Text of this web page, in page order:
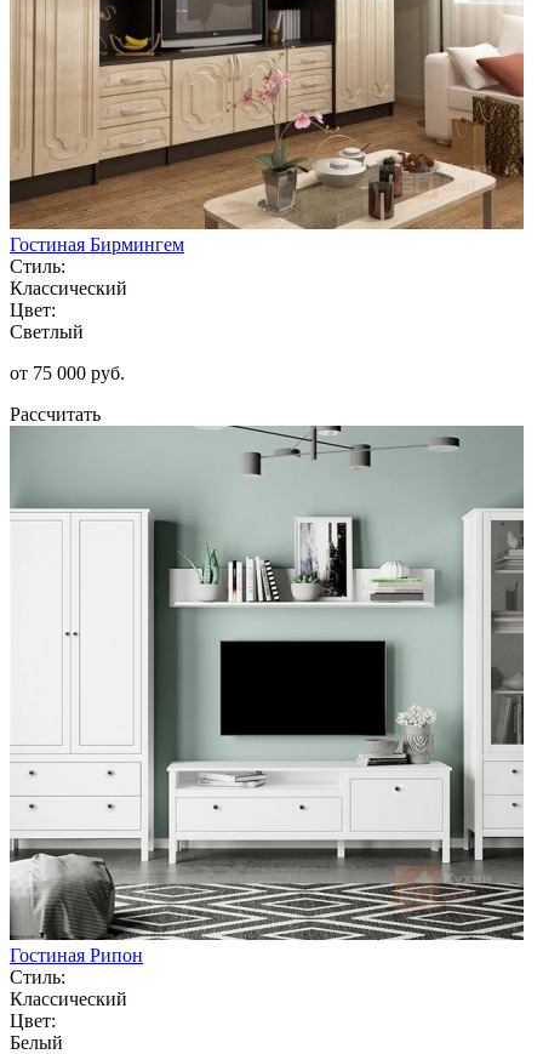
Гостиная Бирмингем
Стиль:
Классический
Цвет:
Светлый
от 75 000 руб.
Рассчитать
Гостиная Рипон
Стиль:
Классический
Цвет:
Белый